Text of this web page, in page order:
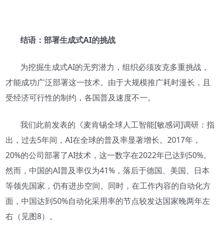
结语：部署生成式AI的挑战
为挖掘生成式AI的无穷潜力，组织必须攻克多重挑战，
才能成功广泛部署这一技术。由于大规模推广耗时漫长，且
受经济可行性的制约，各国普及速度不一。
我们此前发表的《麦肯锡全球人工智能[敏感词]调研：指
出，过去5年间，AI在全球的普及率显著增长。2017年，
20%的公司部署了AI技术，这一数字在2022年已达到50%。
然而，中国的AI普及率仅为41%，落后于德国、美国、日本
等领先国家，仍有进步空间。同时，在工作内容的自动化方
面，中国达到50%自动化采用率的节点较发达国家晚两年左
右（见图8）。